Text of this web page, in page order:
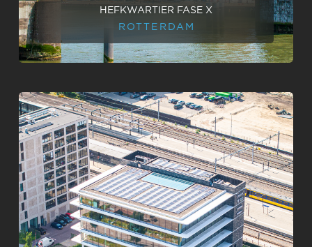
HEFKWARTIER FASE X
ROTTERDAM